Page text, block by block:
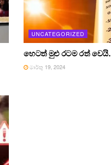
UNCATEGORIZED
හෙටත් මුළු රටම රත් වෙයි.
මාර්තු 19, 2024